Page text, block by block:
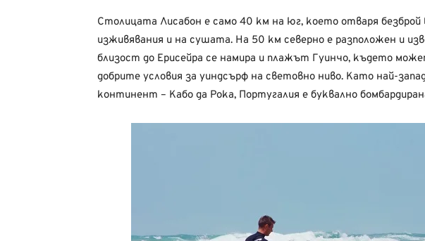
Столицата Лисабон е само 40 км на юг, което отваря
изживявания и на сушата. На 50 км северно е разположен и
близост до Ерисейра се намира и плажът Гуинчо, където
добрите условия за уиндсърф на световно ниво. Като най-
континент – Кабо да Рока, Португалия е буквално